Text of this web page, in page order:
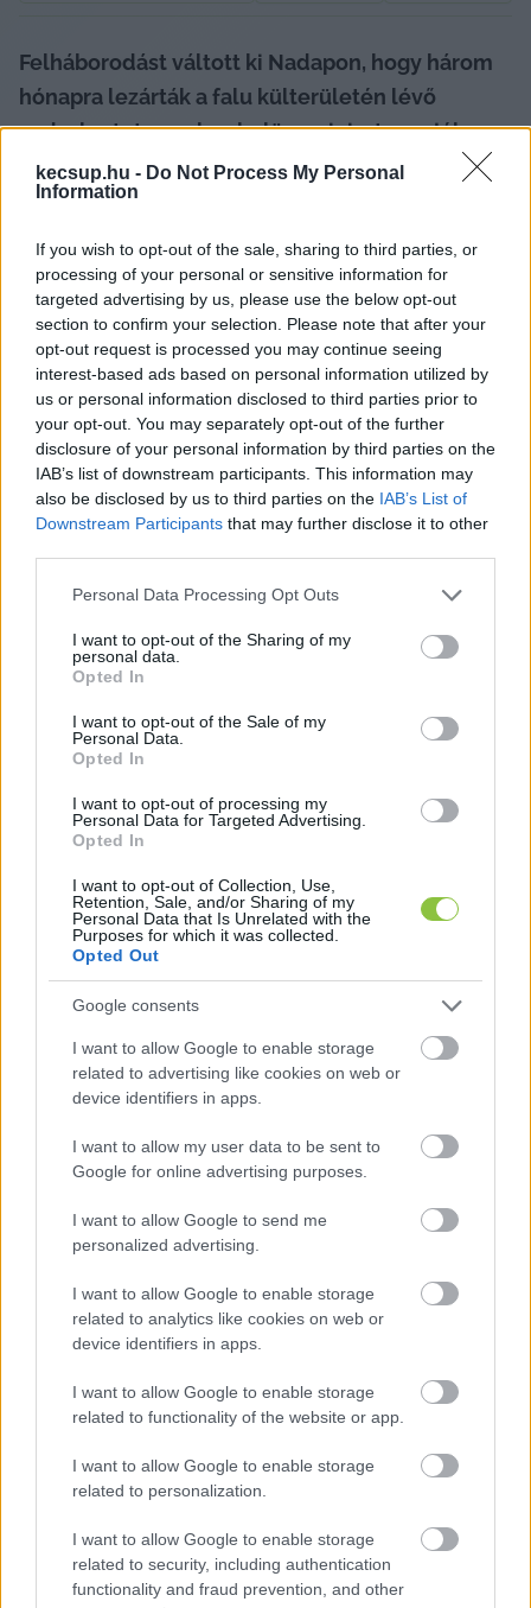
kecsup.hu - Do Not Process My Personal
Information
If you wish to opt-out of the sale, sharing to third parties, or
processing of your personal or sensitive information for
targeted advertising by us, please use the below opt-out
section to confirm your selection. Please note that after your
opt-out request is processed you may continue seeing
interest-based ads based on personal information utilized by
us or personal information disclosed to third parties prior to
your opt-out. You may separately opt-out of the further
disclosure of your personal information by third parties on the
IAB’s list of downstream participants. This information may
also be disclosed by us to third parties on the IAB’s List of
Downstream Participants that may further disclose it to other
Please note that this website/app uses one or more Google
not limited to your visit or usage behaviour. You may click to
grant or deny consent to Google and its third-party tags to
use your data for below specified purposes in below Google
consent section.
Personal Data Processing Opt Outs
I want to opt-out of the Sharing of my
personal data.
Opted In
I want to opt-out of the Sale of my
Personal Data.
Opted In
I want to opt-out of processing my
Personal Data for Targeted Advertising.
Opted In
I want to opt-out of Collection, Use,
Retention, Sale, and/or Sharing of my
Personal Data that Is Unrelated with the
Purposes for which it was collected.
Opted Out
Google consents
I want to allow Google to enable storage
related to advertising like cookies on web or
device identifiers in apps.
I want to allow my user data to be sent to
Google for online advertising purposes.
I want to allow Google to send me
personalized advertising.
I want to allow Google to enable storage
related to analytics like cookies on web or
device identifiers in apps.
I want to allow Google to enable storage
related to functionality of the website or app.
I want to allow Google to enable storage
related to personalization.
I want to allow Google to enable storage
related to security, including authentication
functionality and fraud prevention, and other
Felháborodást váltott ki Nadapon, hogy három
hónapra lezárták a falu külterületén lévő
vadaskertet, amely a belügyminiszter vejéhez
köthető vadásztársaság kezelésében áll – írja a
Telex.
A település önkormányzata a Pest Vármegyei
Kormányhivatalhoz fordult, hogy vizsgálják meg:
jogszerűen és arányosan rendelték-e el a
november végéig tartó korlátozást. A döntést a
képviselő-testület pénteki ülésén hozták meg,
komoly lakossági felháborodás nyomán.
A helyiek szerint indokolatlan a közel száznapos,
önkormányzati képviselő arról beszélt a
portálnak, hogy sem a szokásos tájékoztatás,
sem az erdészet felé történő bejelentés nem
előzte meg az intézkedést. A kormányhivatal
megerősítette: a vadásztársaság valóban nem
és jelezte, hogy megindították a szükséges
vizsgálatot.
A Budapesti Erdőgazdaság Zrt. szintén azt
közölte, hogy hozzájuk sem érkezett
A vadásztársaság elnöke, Brindza Tibor
Sándor belügyminiszter veje – egy hivatalos
levélben úgy fogalmazott: nem céljuk „sírós,
álmatlan éjszakákat okozni”, de szerinte
biztonsági okokból nem lehet belépni egy
intenzív vadászati tevékenység alatt álló
területre.
viszont arra figyelmeztetett, hogy
a település területének negyedét jelentő erdőt
Hozzátette, nem véletlenül épült a
helikopterleszálló sem, szerinte ugyanis a